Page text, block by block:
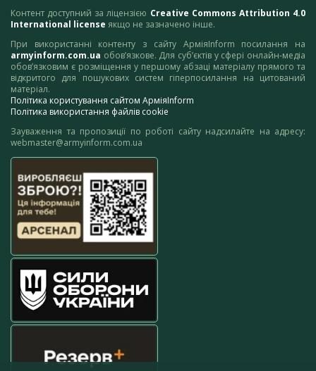
Контент доступний за ліцензією Creative Commons Attribution 4.0
International license якщо не зазначено інше.
При використанні контенту з сайту АрміяInform посилання на
armyinform.com.ua обов’язкове. Для суб’єктів у сфері онлайн-медіа
обов’язковим є розміщення у першому абзаці матеріалу прямого та
відкритого для пошукових систем гіперпосилання на цитований
матеріал.
Політика користування сайтом АрміяInform
Політика використання файлів cookie
Зауваження та пропозиції по роботі сайту надсилайте на адресу:
webmaster@armyinform.com.ua